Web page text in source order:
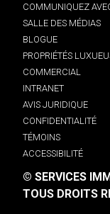
COMMUNIQUEZ
SALLE DES MÉDIAS
BLOGUE
PROPRIÉTÉS
COMMERCIAL
INTRANET
AVIS JURIDIQUE
CONFIDENTIALITÉ
TÉMOINS
ACCESSIBILITÉ
© SERVICES
TOUS DROITS